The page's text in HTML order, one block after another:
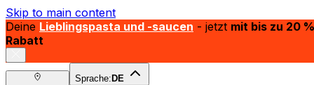
Skip to main content
Deine Lieblingspasta und -saucen - jetzt mit bis zu 20 %
Rabatt
Sprache: DE